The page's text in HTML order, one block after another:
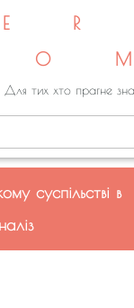
Для тих хто прагне
суспільстві в